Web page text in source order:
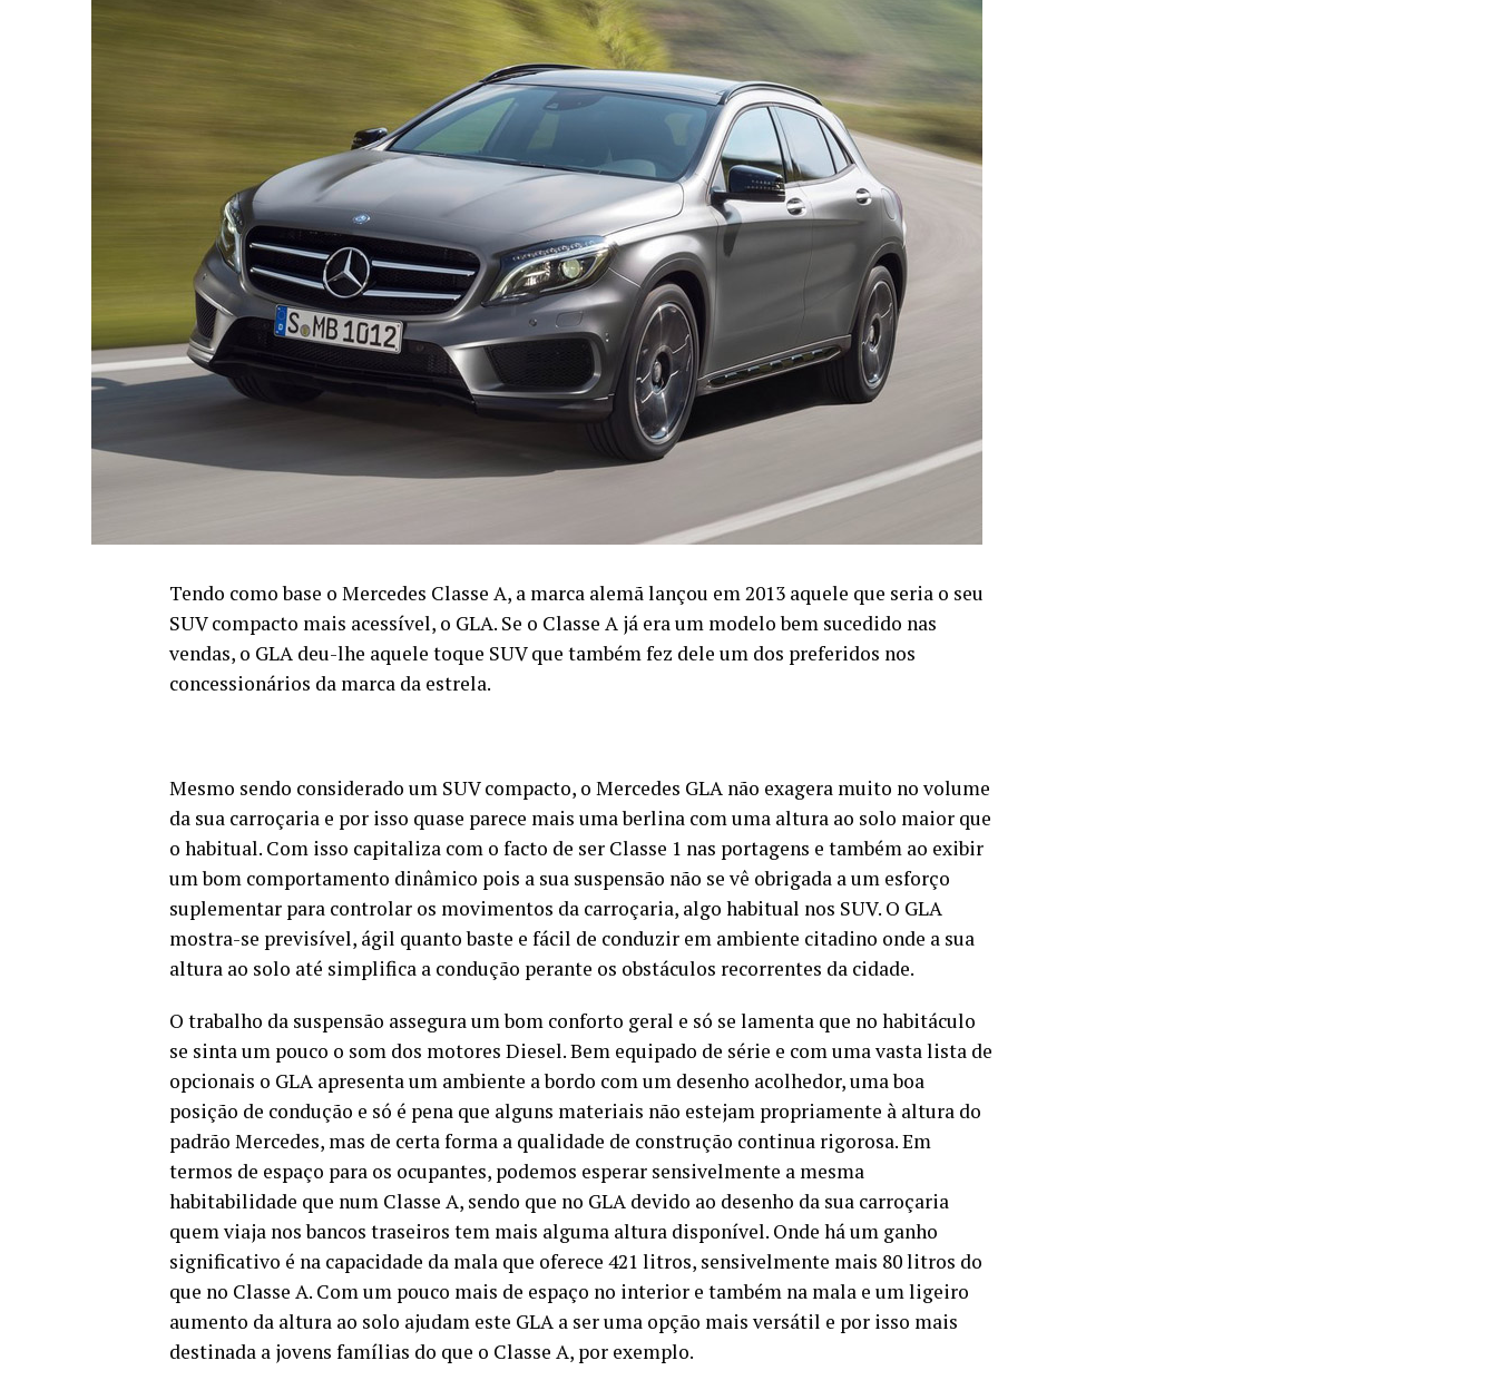
Tendo como base o Mercedes Classe A, a marca alemã lançou em 2013 aquele que seria o seu
SUV compacto mais acessível, o GLA. Se o Classe A já era um modelo bem sucedido nas
vendas, o GLA deu-lhe aquele toque SUV que também fez dele um dos preferidos nos
concessionários da marca da estrela.
Mesmo sendo considerado um SUV compacto, o Mercedes GLA não exagera muito no volume
da sua carroçaria e por isso quase parece mais uma berlina com uma altura ao solo maior que
o habitual. Com isso capitaliza com o facto de ser Classe 1 nas portagens e também ao exibir
um bom comportamento dinâmico pois a sua suspensão não se vê obrigada a um esforço
suplementar para controlar os movimentos da carroçaria, algo habitual nos SUV. O GLA
mostra-se previsível, ágil quanto baste e fácil de conduzir em ambiente citadino onde a sua
altura ao solo até simplifica a condução perante os obstáculos recorrentes da cidade.
O trabalho da suspensão assegura um bom conforto geral e só se lamenta que no habitáculo
se sinta um pouco o som dos motores Diesel. Bem equipado de série e com uma vasta lista de
opcionais o GLA apresenta um ambiente a bordo com um desenho acolhedor, uma boa
posição de condução e só é pena que alguns materiais não estejam propriamente à altura do
padrão Mercedes, mas de certa forma a qualidade de construção continua rigorosa. Em
termos de espaço para os ocupantes, podemos esperar sensivelmente a mesma
habitabilidade que num Classe A, sendo que no GLA devido ao desenho da sua carroçaria
quem viaja nos bancos traseiros tem mais alguma altura disponível. Onde há um ganho
significativo é na capacidade da mala que oferece 421 litros, sensivelmente mais 80 litros do
que no Classe A. Com um pouco mais de espaço no interior e também na mala e um ligeiro
aumento da altura ao solo ajudam este GLA a ser uma opção mais versátil e por isso mais
destinada a jovens famílias do que o Classe A, por exemplo.